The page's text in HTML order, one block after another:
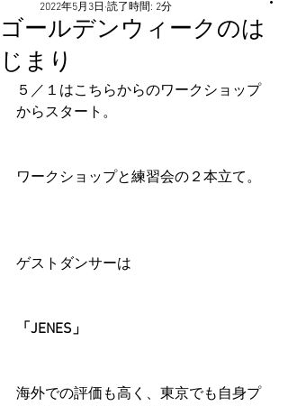
ゴールデンウィークのは
じまり
2022年5月3日 読了時間: 2分
５／１はこちらからのワークショップ
からスタート。
ワークショップと練習会の２本立て。
ゲストダンサーは
「JENES」
海外での評価も高く、東京でも自身プ